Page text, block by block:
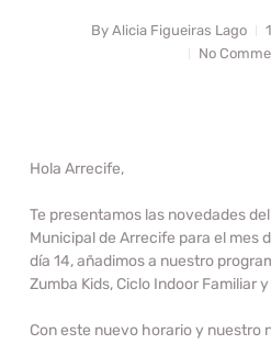
By Alicia Figueiras Lago
No
Hola Arrecife,
Te presentamos las novedades del
Municipal de Arrecife para el mes
día 14, añadimos a nuestro
Zumba Kids, Ciclo Indoor Familiar
Con este nuevo horario y nuestro